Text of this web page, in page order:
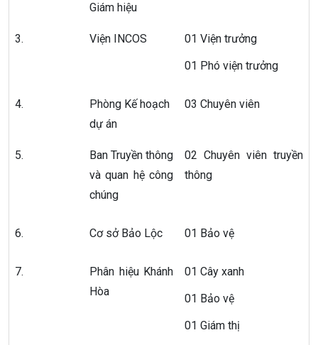
Giám hiệu
3. Viện INCOS
01 Viện trưởng
01 Phó viện trưởng
4.
Phòng Kế hoạch
dự án
03 Chuyên viên
5.
Ban Truyền thông
và quan hệ công
chúng
02 Chuyên viên truyền
thông
6. Cơ sở Bảo Lộc 01 Bảo vệ
7.
Phân hiệu Khánh
Hòa
01 Cây xanh
01 Bảo vệ
01 Giám thị